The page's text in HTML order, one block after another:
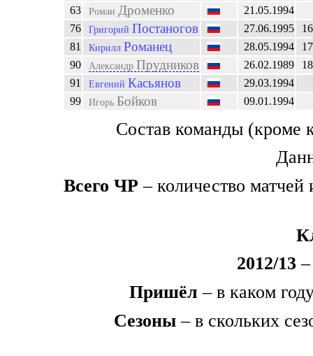
63
Роман Дроменко
21.05.1994
76
Григорий Постаногов 27.06.1995
81
Кирилл Романец 28.05.1994
90
Александр Прудников 26.02.1989
91
Евгений Касьянов
29.03.1994
99
Игорь Бойков 09.01.1994
Состав команды (кроме
Всего ЧР – количество
2012/13 –
Пришёл – в каком
Сезоны – в скольких